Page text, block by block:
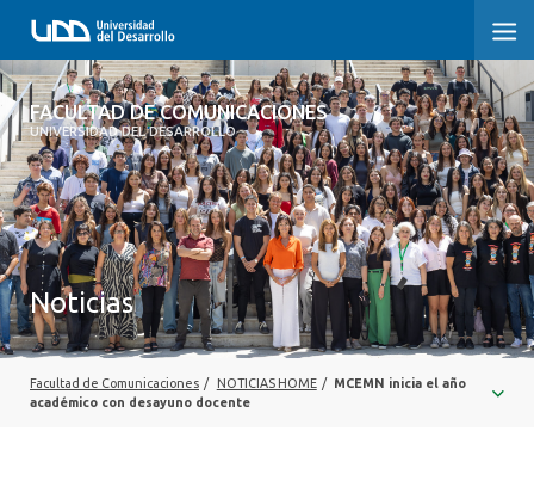
FACULTAD DE COMUNICACIONES
UNIVERSIDAD DEL DESARROLLO
FACULTAD DE COMUNICACIONES
INICIO
SOBRE LA FACULTAD
CARRERAS
POSTGRADOS Y EDUCACIÓN CONTINUA
INVESTIGACIÓN
Noticias
Facultad de Comunicaciones / NOTICIAS HOME / MCEMN inicia el año
académico con desayuno docente